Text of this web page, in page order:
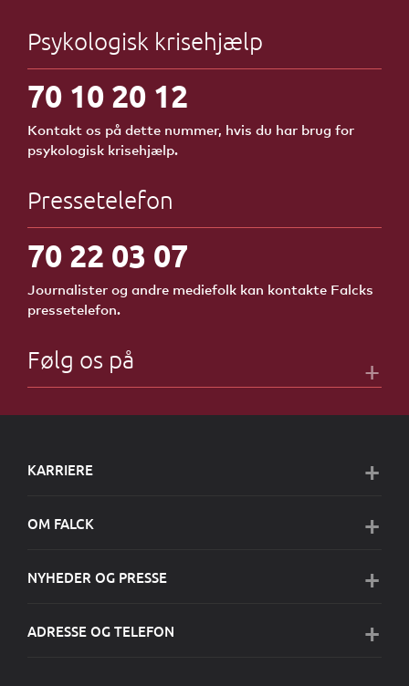
Psykologisk krisehjælp
70 10 20 12
Kontakt os på dette nummer, hvis du har brug for
psykologisk krisehjælp.
Pressetelefon
70 22 03 07
Journalister og andre mediefolk kan kontakte Falcks
pressetelefon.
Følg os på
KARRIERE
OM FALCK
NYHEDER OG PRESSE
ADRESSE OG TELEFON